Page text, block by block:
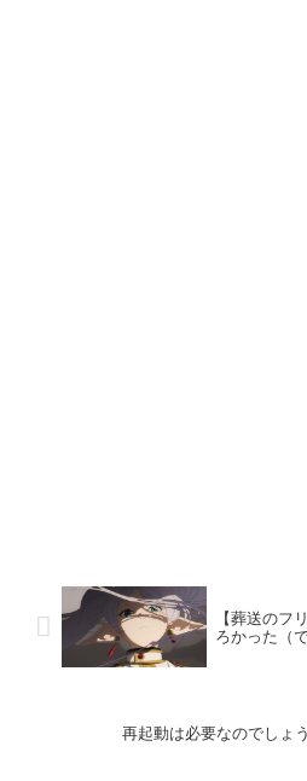
【葬送のフ
ろかった（
再起動は必要なのでしょ